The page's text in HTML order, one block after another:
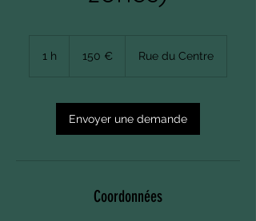
1 h 150 € Rue du Centre
Envoyer une demande
Coordonnées